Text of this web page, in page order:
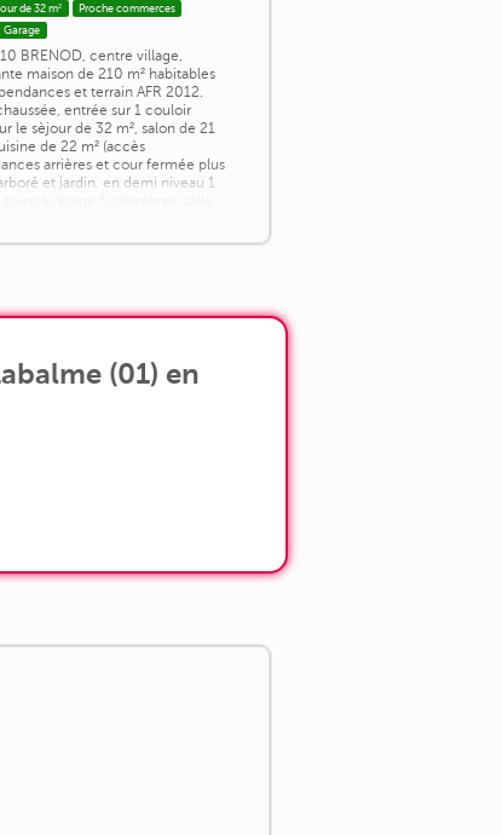
de 32 m²
Proche commerces
Garage
BRENOD, centre village,
maison de 210 m² habitables
et terrain AFR 2012.
entrée sur 1 couloir
le sèjour de 32 m², salon de 21
de 22 m² (accès
arrières et cour fermée plus
et jardin. en demi niveau 1
(01) en